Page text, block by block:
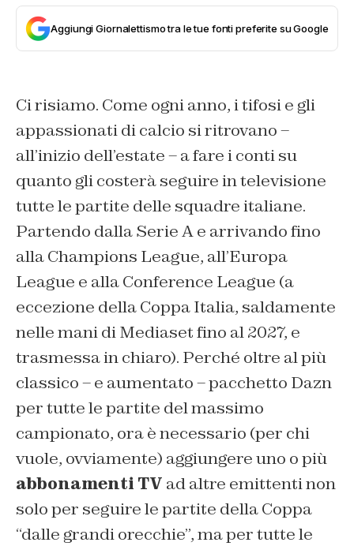
Aggiungi Giornalettismo tra le tue fonti preferite su Google
Ci risiamo. Come ogni anno, i tifosi e gli
appassionati di calcio si ritrovano –
all’inizio dell’estate – a fare i conti su
quanto gli costerà seguire in televisione
tutte le partite delle squadre italiane.
Partendo dalla Serie A e arrivando fino
alla Champions League, all’Europa
League e alla Conference League (a
eccezione della Coppa Italia, saldamente
nelle mani di Mediaset fino al 2027, e
trasmessa in chiaro). Perché oltre al più
classico – e aumentato – pacchetto Dazn
per tutte le partite del massimo
campionato, ora è necessario (per chi
vuole, ovviamente) aggiungere uno o più
abbonamenti TV ad altre emittenti non
solo per seguire le partite della Coppa
“dalle grandi orecchie”, ma per tutte le